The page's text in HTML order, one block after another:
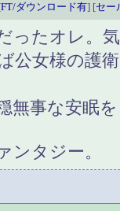
FT/ダウンロード有] [セー
ったオレ。
公女様の護
事な安眠
ンタジー。